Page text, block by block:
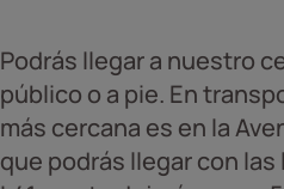
Podrás llegar a nuestro
público o a pie. En
más cercana es en la
que podrás llegar con las